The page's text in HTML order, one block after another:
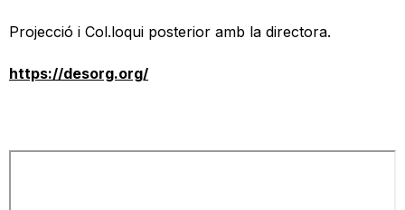
Projecció i Col.loqui posterior amb la directora.
https://desorg.org/